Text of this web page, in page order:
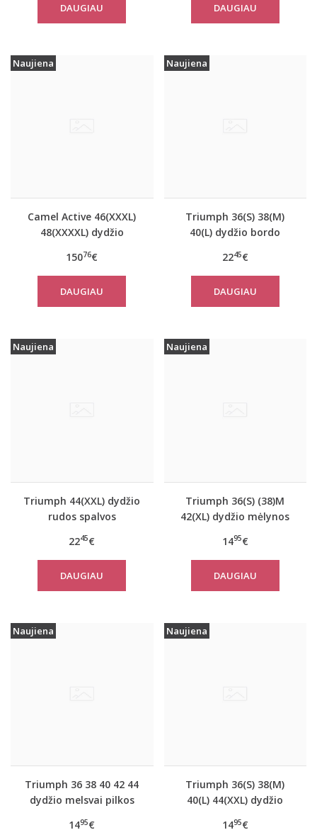
DAUGIAU DAUGIAU
Naujiena
Camel Active 46(XXXL)
48(XXXXL) dydžio
spalvos moteriškas
paltas 310760
15076€
DAUGIAU
Naujiena
Triumph 36(S) 38(M)
40(L) dydžio bordo
palaidinė Climate
Control LSL Top Turtle
Neck
2245€
DAUGIAU
Naujiena
Triumph 44(XXL) dydžio
rudos spalvos
Climate Control LSL Top
Turtle Neck
2245€
DAUGIAU
Naujiena
Triumph 36(S) (38)M
42(XL) dydžio mėlynos
medvilninė miego
palaidinė Mix Match
TOP SSL 01 X
1495€
DAUGIAU
Naujiena
Triumph 36 38 40 42 44
dydžio melsvai pilkos
1495€
Naujiena
Triumph 36(S) 38(M)
40(L) 44(XXL) dydžio
1495€